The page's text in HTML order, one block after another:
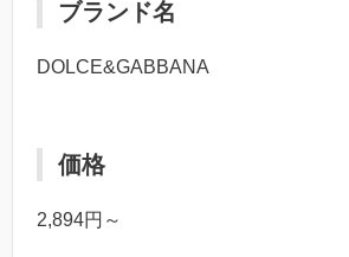
ブランド名
DOLCE&GABBANA
価格
2,894円～